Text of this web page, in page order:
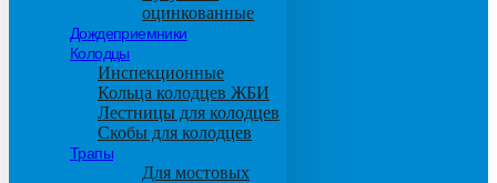
оцинкованные
Дождеприемники
Колодцы
Инспекционные
Кольца колодцев ЖБИ
Лестницы для колодцев
Скобы для колодцев
Трапы
Для мостовых